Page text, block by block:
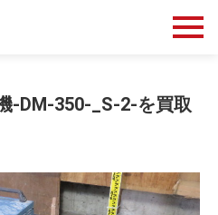
-DM-350-_S-2-を買取